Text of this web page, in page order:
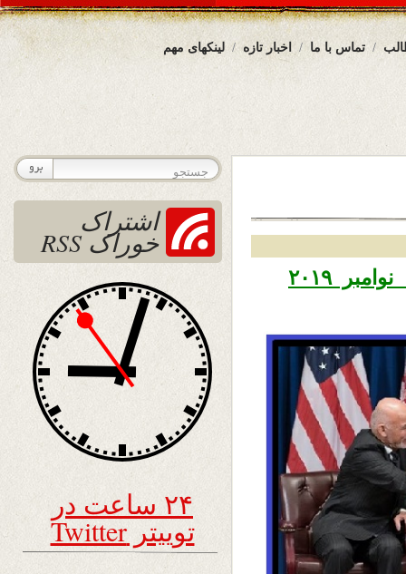
لینکهای مهم اخبار تازه تماس با ما
تاریخ نشر جمعه ۲۴ عقرب ۱۳۹۸ – ۱۵ نوامبر ۲۰۱۹
اشتراک
خوراک RSS
۲۴ ساعت در
توییتر Twitter